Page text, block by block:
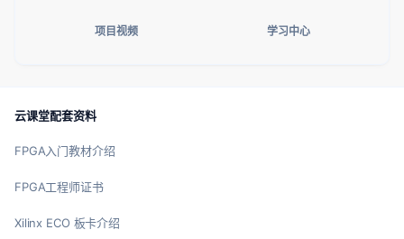
项目视频 学习中心
云课堂配套资料
FPGA入门教材介绍
FPGA工程师证书
Xilinx ECO 板卡介绍